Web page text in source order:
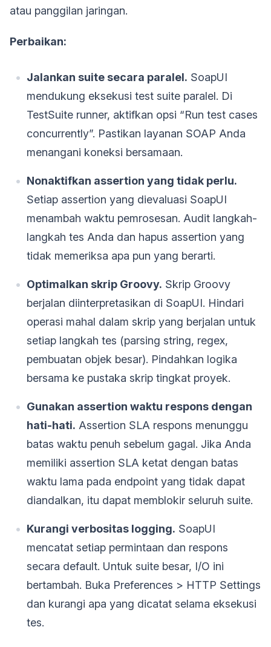
atau panggilan jaringan.
Perbaikan:
Jalankan suite secara paralel. SoapUI
mendukung eksekusi test suite paralel. Di
TestSuite runner, aktifkan opsi “Run test cases
concurrently”. Pastikan layanan SOAP Anda
menangani koneksi bersamaan.
Nonaktifkan assertion yang tidak perlu.
Setiap assertion yang dievaluasi SoapUI
menambah waktu pemrosesan. Audit langkah-
langkah tes Anda dan hapus assertion yang
tidak memeriksa apa pun yang berarti.
Optimalkan skrip Groovy. Skrip Groovy
berjalan diinterpretasikan di SoapUI. Hindari
operasi mahal dalam skrip yang berjalan untuk
setiap langkah tes (parsing string, regex,
pembuatan objek besar). Pindahkan logika
bersama ke pustaka skrip tingkat proyek.
Gunakan assertion waktu respons dengan
hati-hati. Assertion SLA respons menunggu
batas waktu penuh sebelum gagal. Jika Anda
memiliki assertion SLA ketat dengan batas
waktu lama pada endpoint yang tidak dapat
diandalkan, itu dapat memblokir seluruh suite.
Kurangi verbositas logging. SoapUI
mencatat setiap permintaan dan respons
secara default. Untuk suite besar, I/O ini
bertambah. Buka Preferences > HTTP Settings
dan kurangi apa yang dicatat selama eksekusi
tes.